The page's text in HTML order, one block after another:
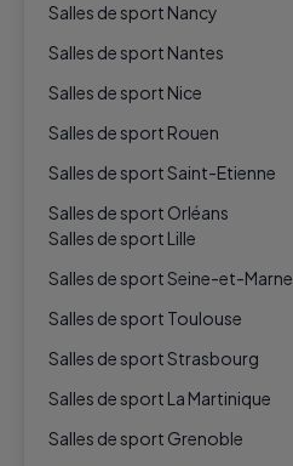
Salles de sport Nancy
Salles de sport Nantes
Salles de sport Nice
Salles de sport Rouen
Salles de sport Saint-Etienne
Salles de sport Orléans
Salles de sport Lille
Salles de sport Seine-et-Marne
Salles de sport Toulouse
Salles de sport Strasbourg
Salles de sport La Martinique
Salles de sport Grenoble